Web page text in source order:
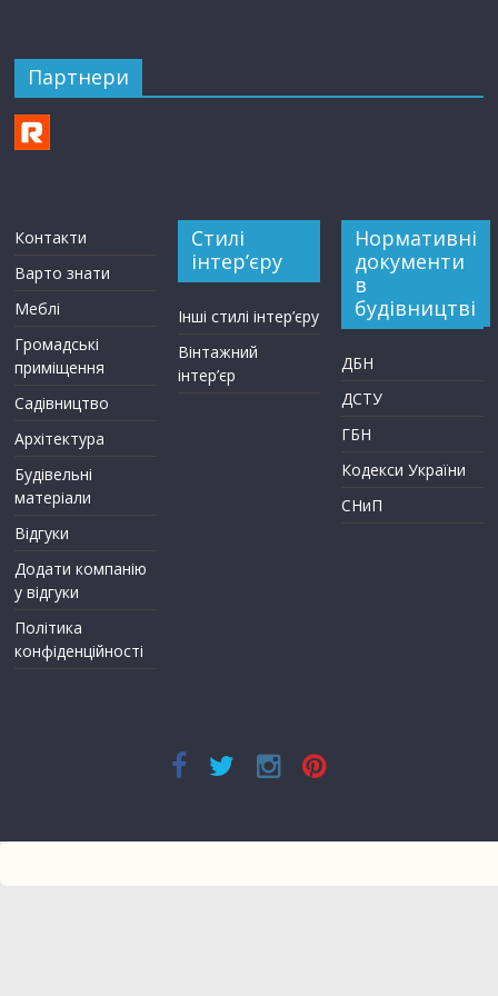
Партнери
Контакти
Варто знати
Меблі
Громадські
приміщення
Садівництво
Архітектура
Будівельні
матеріали
Відгуки
Додати компанію
у відгуки
Політика
конфіденційності
Стилі
інтер’єру
Інші стилі інтер’єру
Вінтажний
інтер’єр
Нормативні
документи
в
будівництві
ДБН
ДСТУ
ГБН
Кодекси України
СНиП